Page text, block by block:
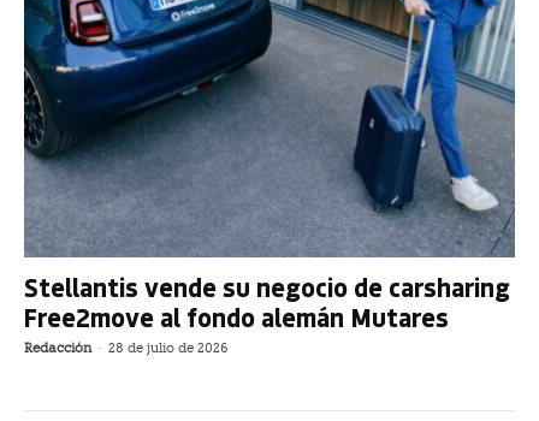
Stellantis vende su negocio de carsharing
Free2move al fondo alemán Mutares
Redacción - 28 de julio de 2026